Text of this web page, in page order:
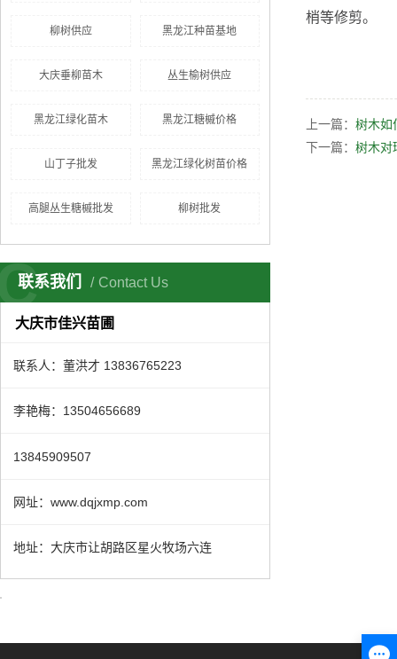
柳树供应 黑龙江种苗基地
大庆垂柳苗木 丛生榆树供应
黑龙江绿化苗木 黑龙江糖槭价格
山丁子批发 黑龙江绿化树苗价格
高腿丛生糖槭批发 柳树批发
联系我们 Contact Us
大庆市佳兴苗圃
联系人：董洪才 13836765223
李艳梅：13504656689
13845909507
网址：www.dqjxmp.com
地址：大庆市让胡路区星火牧场六连
梢等修剪。
上一篇： 树木如
下一篇： 树木对